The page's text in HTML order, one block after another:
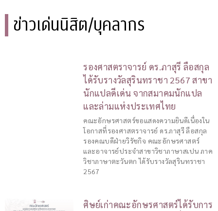
ข่าวเด่นนิสิต/บุคลากร
รองศาสตราจารย์ ดร.ภาสุรี ลือสกุล
ได้รับรางวัลสุรินทราชา 2567 สาขา
นักแปลดีเด่น จากสมาคมนักแปล
และล่ามแห่งประเทศไทย
คณะอักษรศาสตร์ขอแสดงความยินดีเนื่องใน
โอกาสที่รองศาสตราจารย์ ดร.ภาสุรี ลือสกุล
รองคณบดีฝ่ายวิรัชกิจ คณะอักษรศาสตร์
และอาจารย์ประจำสาขาวิชาภาษาสเปน ภาค
วิชาภาษาตะวันตก ได้รับรางวัลสุรินทราชา
2567
ศิษย์เก่าคณะอักษรศาสตร์ได้รับการ